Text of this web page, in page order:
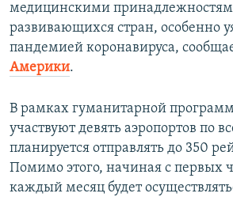
медицинскими
развивающихся стран, особенно
пандемией коронавируса,
Америки.
В рамках гуманитарной
участвуют девять аэропортов по
планируется отправлять до 350
Помимо этого, начиная с первых
каждый месяц будет